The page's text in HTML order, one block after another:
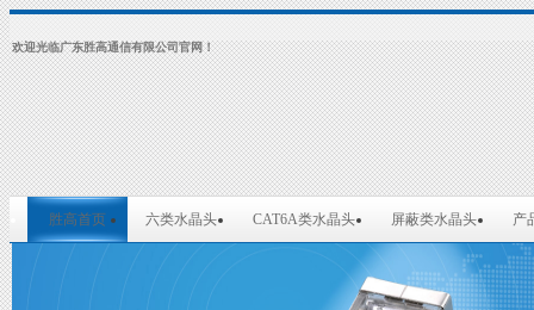
欢迎光临广东胜高通信有限公司官网！
胜高首页 六类水晶头 CAT6A类水晶头 屏蔽类水晶头 产